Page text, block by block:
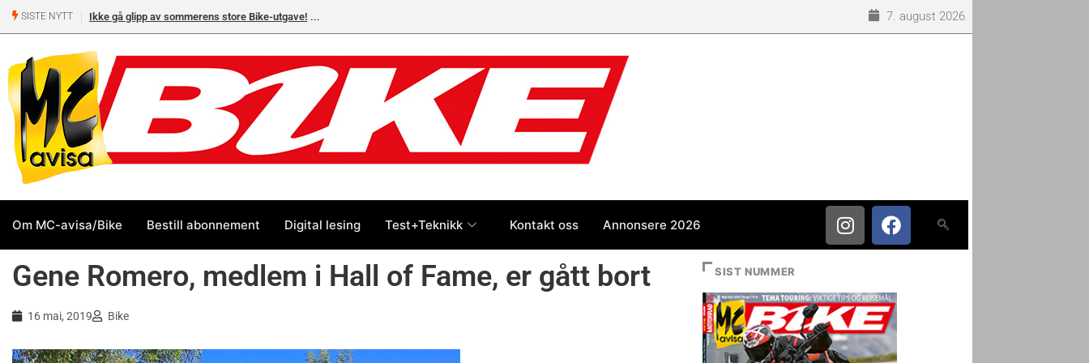
SISTE NYTT Ikke gå glipp av sommerens store Bike-utgave!
Yamaha og BMW
7. august 2026
Om MC-avisa/Bike Bestill abonnement Digital lesing Test+Teknikk Kontakt oss Annonsere 2026
Gene Romero, medlem i Hall of Fame, er gått bort
16 mai, 2019 Bike
SIST NUMMER